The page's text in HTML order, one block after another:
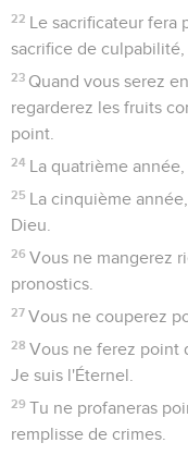
22 Le sacrificateur fera
sacrifice de
23 Quand vous serez
regarderez les fruits
point.
24 La quatrième
25 La cinquième
Dieu.
26 Vous ne mangerez
pronostics.
27 Vous ne couperez
28 Vous ne ferez point
Je suis l'Éternel.
29 Tu ne profaneras
remplisse de crimes.